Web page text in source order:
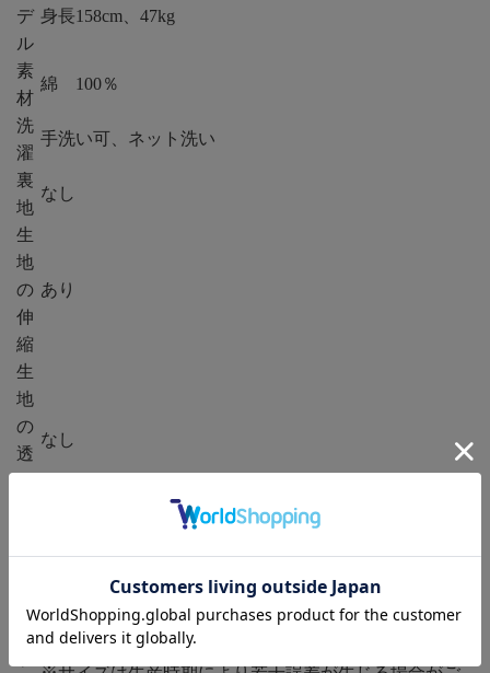
デ
ル
身長158cm、47kg
素
材
綿 100％
洗
濯
手洗い可、ネット洗い
裏
地
なし
生
地
の
伸
縮
あり
生
地
の
透
なし
事
※長時間濡れたままで重ねて置いたり、摩擦（特に湿
った状態での摩擦）や、汗や雨などでぬれた時は他の
衣料等に移染する場合がございますのでお気を付け下
さい。また洗濯の際は移染する場合がございますの
で、単独洗いをして下さい。